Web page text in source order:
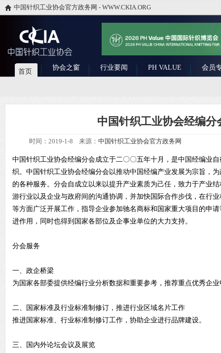
中国针织工业协会官方政务网 - WWW.CKIA.ORG
首页
协会之窗 行业要闻 PH VALUE 会员
中国针织工业协会经编分
时间：2019-1-8 来源： 中国针织工业协会官方政务网
中国针织工业协会经编分会成立于二〇〇五年十月，是中国经编业
织。中国针织工业协会经编分会以推动中国经编产业发展为宗旨，
的各种服务。分会自成立以来以提升产业素质为己任，致力于产业
游行业以及企业与政府间的沟通协调，并加快国际合作步伐，在行
等方面广泛开展工作，指导企业参加驰名商标和国家重大项目的申
进作用，同时也得到国家各部位及企事业单位的大力支持。
分会服务
一、政企桥梁
为国家各部委提供经编行业分析数据和重要参考，推荐重点优秀
二、国家标准及行业标准制修订，推进行业区域名片工作
推进国家标准、行业标准制修订工作，协助企业进行品牌建设。
三、国内外论坛会议及展览